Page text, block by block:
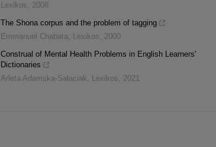
Lexikos, 2008
The Shona corpus and the problem of tagging
Emmanuel Chabata, Lexikos, 2000
Construal of Mental Health Problems in English Learners'
Dictionaries
Arleta Adamska-Sałaciak, Lexikos, 2021